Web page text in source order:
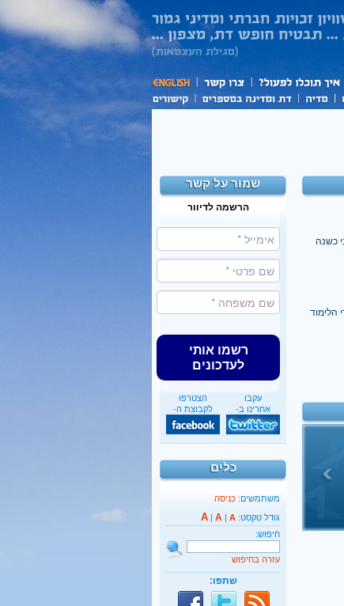
שמור על קשר
הרשמה לדיוור
רשמו אותי
לעדכונים
הצטרפו
לקבוצת ה-
עקבו
אחרינו ב-
כלים
משתמשים: כניסה
גודל טקסט:
A | A | A
חיפוש:
עזרה בחיפוש
שתפו:
כשנה
הלימוד